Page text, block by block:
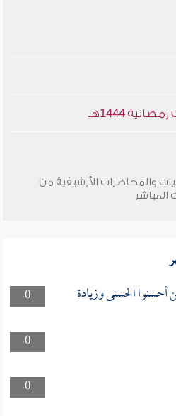
1444هـ
والمحاضرات الأرشيفية من
المباشر
0 أحسنوا الحسنى وزيادة
0
0